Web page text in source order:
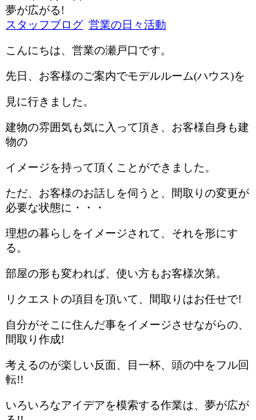
夢が広がる!
スタッフブログ 営業の日々活動
こんにちは、営業の瀬戸口です。
先日、お客様のご案内でモデルルーム(ハウス)を
見に行きました。
建物の雰囲気も気に入って頂き、お客様自身も建
物の
イメージを持って頂くことができました。
ただ、お客様のお話しを伺うと、間取りの変更が
必要な状態に・・・
理想の暮らしをイメージされて、それを形にす
る。
部屋の形も変われば、使い方もお客様次第。
リクエストの項目を頂いて、間取りはお任せで!
自分がそこに住んだ事をイメージさせながらの、
間取り作成!
考えるのが楽しい反面、目一杯、頭の中をフル回
転!!
いろいろなアイデアを模索する作業は、夢が広が